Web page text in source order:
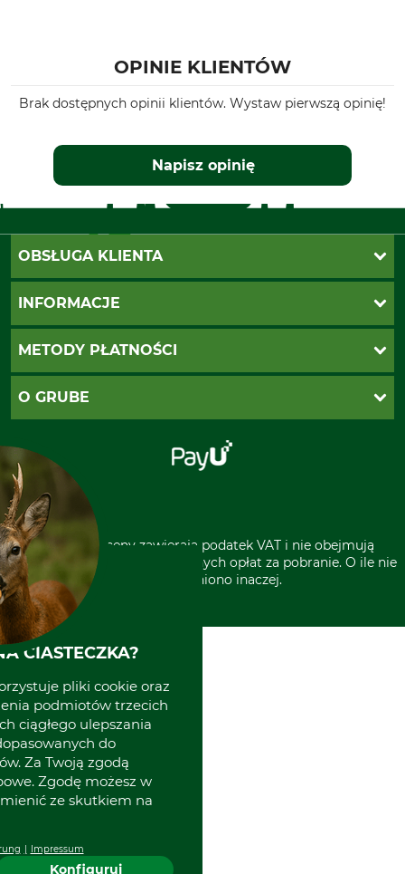
OPINIE KLIENTÓW
Brak dostępnych opinii klientów. Wystaw pierwszą opinię!
Napisz opinię
OBSŁUGA KLIENTA
Katalogi Grube
Ustawienia plików cookie
INFORMACJE
Koszty dostawy
Odstąpienie od zamówienia
METODY PŁATNOŚCI
PayU
O GRUBE
Kontakt
Grube w Europie
* Wszystkie ceny zawierają podatek VAT i nie obejmują
kosztów wysyłki lub ewentualnych opłat za pobranie. O ile nie
wyszczególniono inaczej.
CIASTECZKA?
pliki cookie oraz
podmiotów trzecich
ciągłego ulepszania
do
Za Twoją zgodą
Zgodę możesz w
ze skutkiem na
Impressum
Konfiguruj